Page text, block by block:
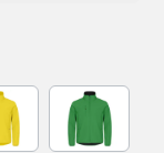
Lemon Apple Green